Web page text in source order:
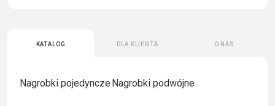
Katalog Dla klienta O nas
Nagrobki pojedyncze Nagrobki podwójne